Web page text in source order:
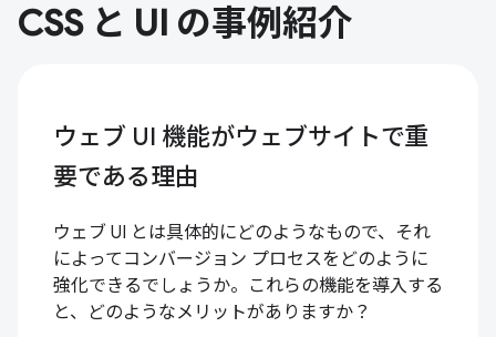
CSS と UI の事例紹介
ウェブ UI 機能がウェブサイトで重
要である理由
ウェブ UI とは具体的にどのようなもので、それ
によってコンバージョン プロセスをどのように
強化できるでしょうか。これらの機能を導入する
と、どのようなメリットがありますか？